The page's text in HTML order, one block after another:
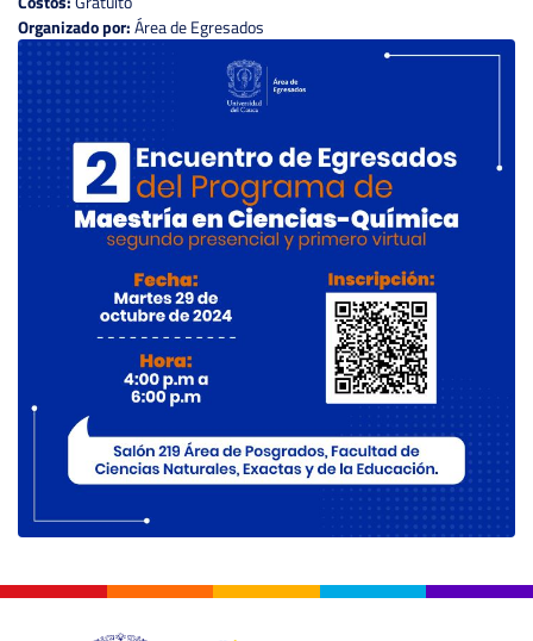
Organizado por:Área de Egresados